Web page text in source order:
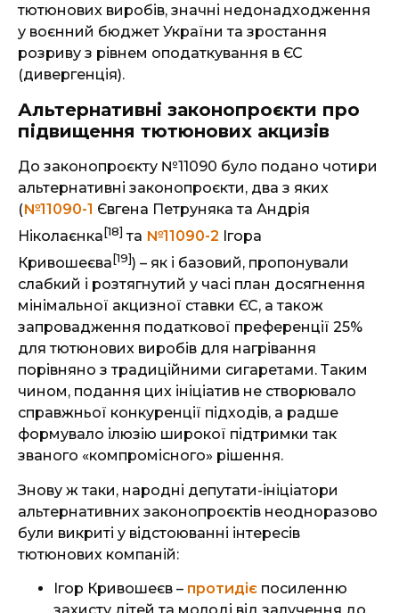
тютюнових виробів, значні недонадходження
у воєнний бюджет України та зростання
розриву з рівнем оподаткування в ЄС
(дивергенція).
Альтернативні законопроєкти про
підвищення тютюнових акцизів
До законопроєкту №11090 було подано чотири
альтернативні законопроєкти, два з яких
(№11090-1 Євгена Петруняка та Андрія
Ніколаєнка[18] та №11090-2 Ігора
Кривошеєва[19]) – як і базовий, пропонували
слабкий і розтягнутий у часі план досягнення
мінімальної акцизної ставки ЄС, а також
запровадження податкової преференції 25%
для тютюнових виробів для нагрівання
порівняно з традиційними сигаретами. Таким
чином, подання цих ініціатив не створювало
справжньої конкуренції підходів, а радше
формувало ілюзію широкої підтримки так
званого «компромісного» рішення.
Знову ж таки, народні депутати-ініціатори
альтернативних законопроєктів неодноразово
були викриті у відстоюванні інтересів
тютюнових компаній:
Ігор Кривошеєв – протидіє посиленню